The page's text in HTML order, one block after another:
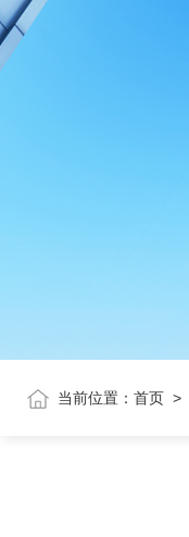
当前位置： 首页 >